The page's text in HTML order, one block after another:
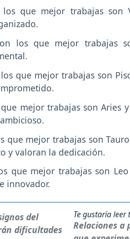
que mejor trabajas son
los que mejor trabajas
que mejor trabajas son
mejor trabajas son Aries
que mejor trabajas son
y valoran la dedicación.
que mejor trabajas son
innovador.
Te gustaría leer
Relaciones a